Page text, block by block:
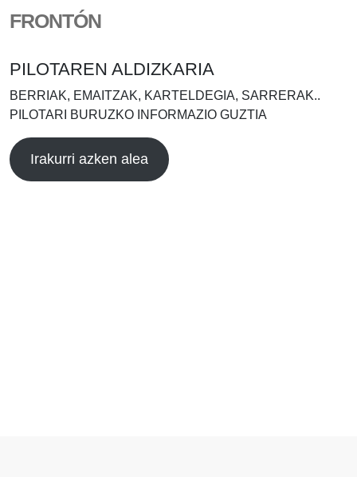
FRONTÓN
PILOTAREN ALDIZKARIA
BERRIAK, EMAITZAK, KARTELDEGIA, SARRERAK..
PILOTARI BURUZKO INFORMAZIO GUZTIA
Irakurri azken alea